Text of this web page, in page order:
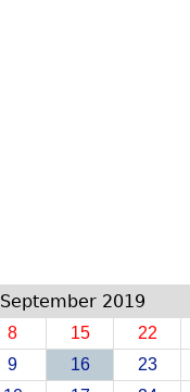
September 2019
8 15 22
9 16 23